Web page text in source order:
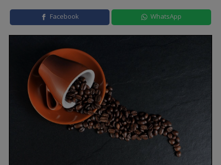
Facebook WhatsApp